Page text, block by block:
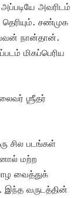
அவரிடம்
சண்முக
நான்தான்.
மிகப்பெரிய
ஶ்ரீதர்
சில படங்கள்
மற்ற
வைத்துக்
வருடத்தின்